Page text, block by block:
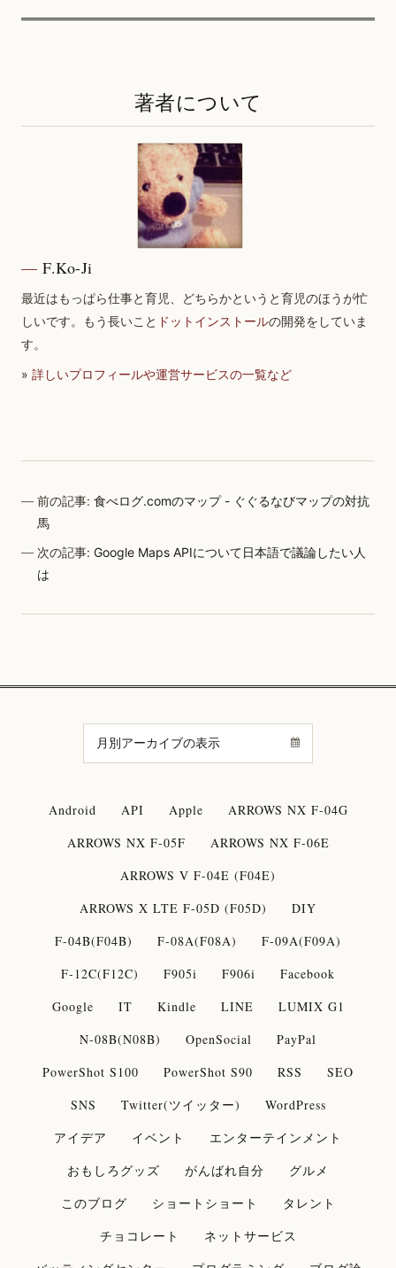
著者について
F.Ko-Ji
最近はもっぱら仕事と育児、どちらかというと育児のほうが忙
しいです。もう長いこと ドットインストールの開発をしていま
す。
» 詳しいプロフィールや運営サービスの一覧など
前の記事:食べログ.comのマップ - ぐぐるなびマップの対抗
馬
次の記事:Google Maps APIについて日本語で議論したい人
は
Android API Apple
ARROWS NX F-04G
ARROWS NX F-05F
ARROWS NX F-06E
ARROWS V F-04E (F04E)
ARROWS X LTE F-05D (F05D)
DIY
F-04B(F04B)
F-08A(F08A)
F-09A(F09A)
F-12C(F12C)
F905i F906i
Facebook
Google
IT Kindle LINE
LUMIX G1
N-08B(N08B)
OpenSocial
PayPal
PowerShot S100
PowerShot S90 RSS
SEO
SNS
Twitter(ツイッター)
WordPress
アイデア
イベント
エンターテインメント
おもしろグッズ
がんばれ自分
グルメ
このブログ
ショートショート
タレント
チョコレート
ネットサービス